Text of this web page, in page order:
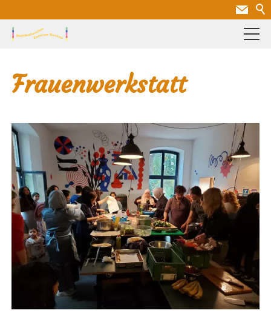
Frauenwerkstatt